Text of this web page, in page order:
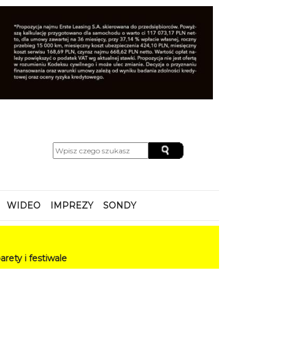
WIDEO IMPREZY SONDY